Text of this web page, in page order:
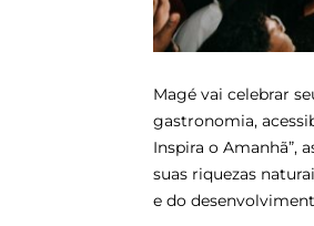
Magé vai celebrar
gastronomia,
Inspira o Amanhã”,
suas riquezas
e do